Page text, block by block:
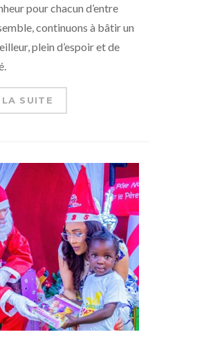
pour chacun d’entre
continuons à bâtir un
plein d’espoir et de
SUITE